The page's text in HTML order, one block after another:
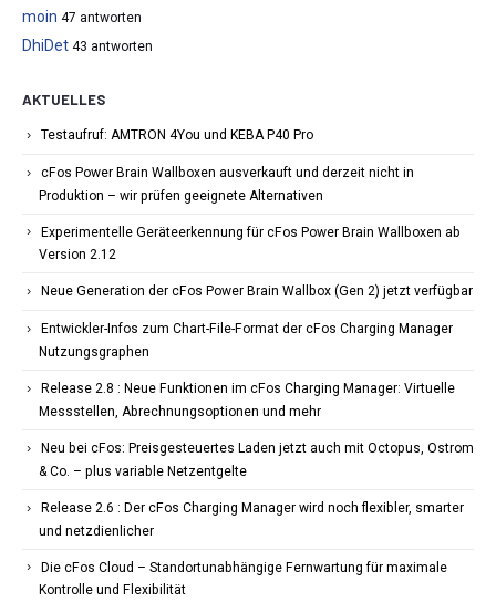
moin 47 antworten
DhiDet 43 antworten
AKTUELLES
Testaufruf: AMTRON 4You und KEBA P40 Pro
cFos Power Brain Wallboxen ausverkauft und derzeit nicht in
Produktion – wir prüfen geeignete Alternativen
Experimentelle Geräteerkennung für cFos Power Brain Wallboxen ab
Version 2.12
Neue Generation der cFos Power Brain Wallbox (Gen 2) jetzt verfügbar
Entwickler-Infos zum Chart-File-Format der cFos Charging Manager
Nutzungsgraphen
Release 2.8 : Neue Funktionen im cFos Charging Manager: Virtuelle
Messstellen, Abrechnungsoptionen und mehr
Neu bei cFos: Preisgesteuertes Laden jetzt auch mit Octopus, Ostrom
& Co. – plus variable Netzentgelte
Release 2.6 : Der cFos Charging Manager wird noch flexibler, smarter
und netzdienlicher
Die cFos Cloud – Standortunabhängige Fernwartung für maximale
Kontrolle und Flexibilität